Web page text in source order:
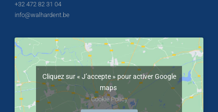
+32 472 82 31 04
info@walhardent.be
Cliquez sur « J’accepte » pour activer Google
maps
Cookie Policy